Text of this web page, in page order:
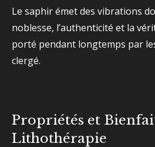
Le saphir émet des vibrations
noblesse, l’authenticité et la
porté pendant longtemps par
clergé.
Propriétés et
Lithothérapie